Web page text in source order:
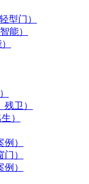
型门）
能）
卫）
）
）
）
）